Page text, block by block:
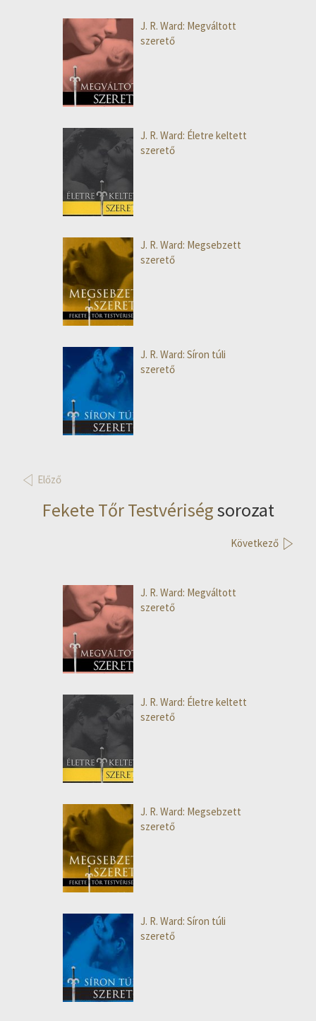
J. R. Ward: Megváltott
szerető
J. R. Ward: Életre keltett
szerető
J. R. Ward: Megsebzett
szerető
J. R. Ward: Síron túli
szerető
Előző
Fekete Tőr Testvériségsorozat
Következő
J. R. Ward: Megváltott
szerető
J. R. Ward: Életre keltett
szerető
J. R. Ward: Megsebzett
szerető
J. R. Ward: Síron túli
szerető